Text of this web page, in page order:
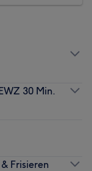
30 Min.
Frisieren